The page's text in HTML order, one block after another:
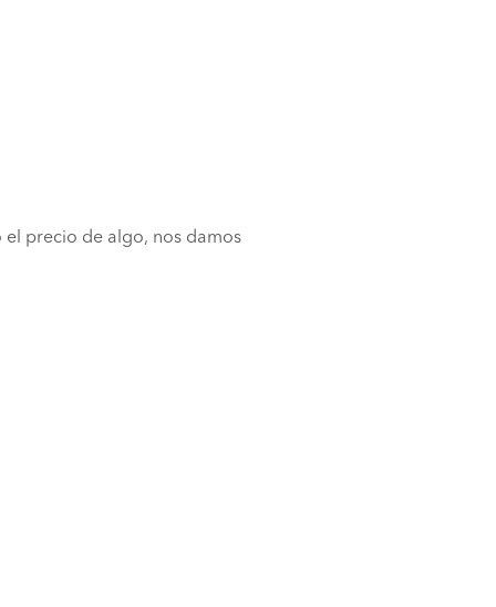
el precio de algo, nos damos